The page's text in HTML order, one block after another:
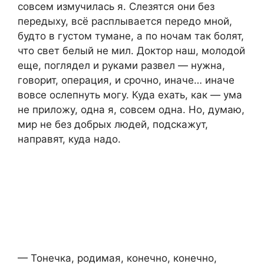
совсем измучилась я. Слезятся они без
передыху, всё расплывается передо мной,
будто в густом тумане, а по ночам так болят,
что свет белый не мил. Доктор наш, молодой
еще, поглядел и руками развел — нужна,
говорит, операция, и срочно, иначе… иначе
вовсе ослепнуть могу. Куда ехать, как — ума
не приложу, одна я, совсем одна. Но, думаю,
мир не без добрых людей, подскажут,
направят, куда надо.
— Тонечка, родимая, конечно, конечно,